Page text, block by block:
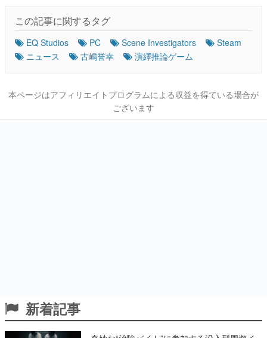
この記事に関するタグ
EQ Studios PC Scene Investigators
Steam
ニュース
古嶋誉幸 演繹推論ゲーム
本ページはアフィリエイトプログラムによる収益を得ている場合が
ございます
新着記事